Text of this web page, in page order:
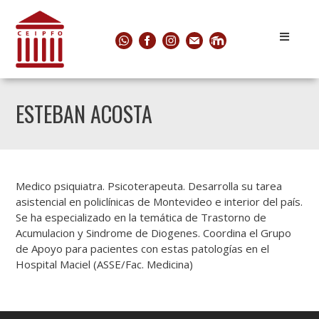
ESTEBAN ACOSTA
Medico psiquiatra. Psicoterapeuta. Desarrolla su tarea
asistencial en policlínicas de Montevideo e interior del país.
Se ha especializado en la temática de Trastorno de
Acumulacion y Sindrome de Diogenes. Coordina el Grupo
de Apoyo para pacientes con estas patologías en el
Hospital Maciel (ASSE/Fac. Medicina)